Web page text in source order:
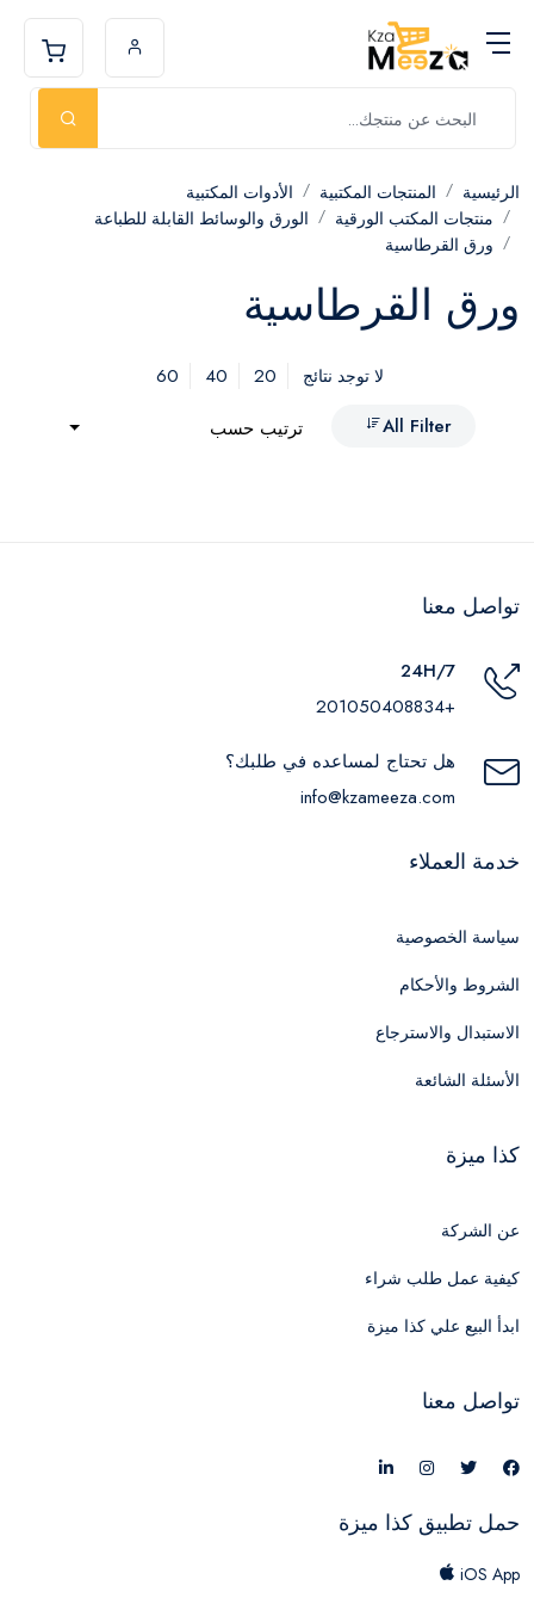
الرئيسية المنتجات المكتبية
الأدوات المكتبية
منتجات المكتب الورقية
الورق والوسائط القابلة للطباعة
ورق القرطاسية
ورق القرطاسية
لا توجد نتائج 20
40
60
All Filter
ترتيب حسب
تواصل معنا
24H/7
+201050408834
هل تحتاج لمساعده في طلبك؟
info@kzameeza.com
خدمة العملاء
سياسة الخصوصية
الشروط والأحكام
الاستبدال والاسترجاع
الأسئلة الشائعة
كذا ميزة
عن الشركة
كيفية عمل طلب شراء
ابدأ البيع علي كذا ميزة
تواصل معنا
حمل تطبيق كذا ميزة
iOS App